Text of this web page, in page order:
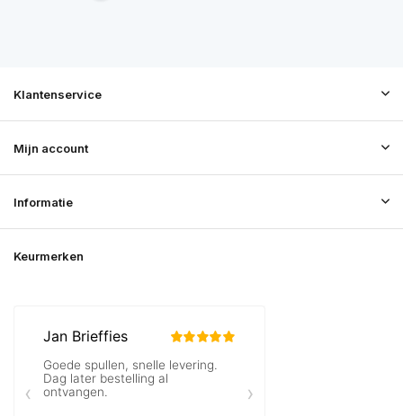
Klantenservice
Mijn account
Informatie
Keurmerken